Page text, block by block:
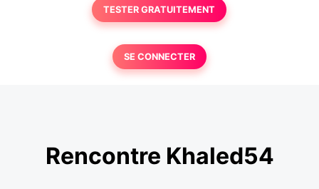
TESTER GRATUITEMENT
SE CONNECTER
Rencontre Khaled54